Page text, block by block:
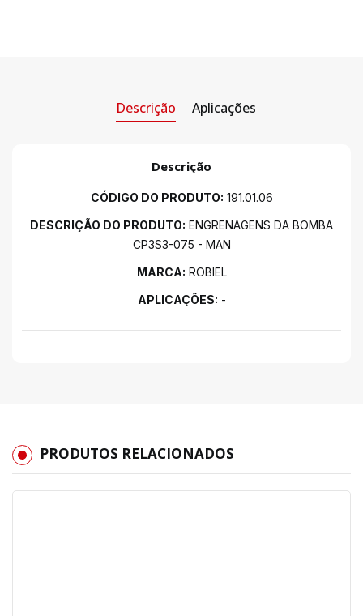
Descrição Aplicações
Descrição
CÓDIGO DO PRODUTO: 191.01.06
DESCRIÇÃO DO PRODUTO: ENGRENAGENS DA BOMBA
CP3S3-075 - MAN
MARCA: ROBIEL
APLICAÇÕES: -
PRODUTOS RELACIONADOS